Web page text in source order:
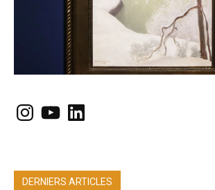
Instagram
YouTubeLinkedIn
DERNIERS ARTICLES